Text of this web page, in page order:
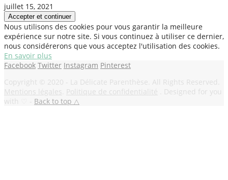
juillet 15, 2021
Nous utilisons des cookies pour vous garantir la meilleure
expérience sur notre site. Si vous continuez à utiliser ce dernier,
nous considérerons que vous acceptez l'utilisation des cookies.
En savoir plus
Facebook Twitter Instagram Pinterest
Copyright © 2020 - La Délicate Parenthèse. All Rights Reserved.
Mentions légales Politique de confidentialité . Designed for you
with ♡ - Back to top △